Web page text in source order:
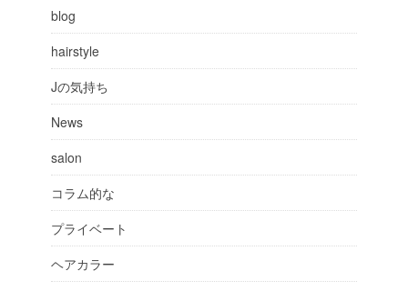
blog
hairstyle
Jの気持ち
News
salon
コラム的な
プライベート
ヘアカラー